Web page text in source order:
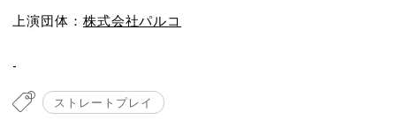
上演団体： 株式会社パルコ
-
ストレートプレイ